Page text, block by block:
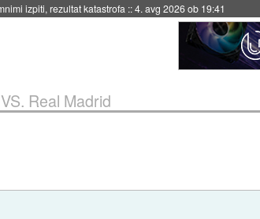
za večkratno uporabo::4. avg 2026 ob 19:41
Real Madrid